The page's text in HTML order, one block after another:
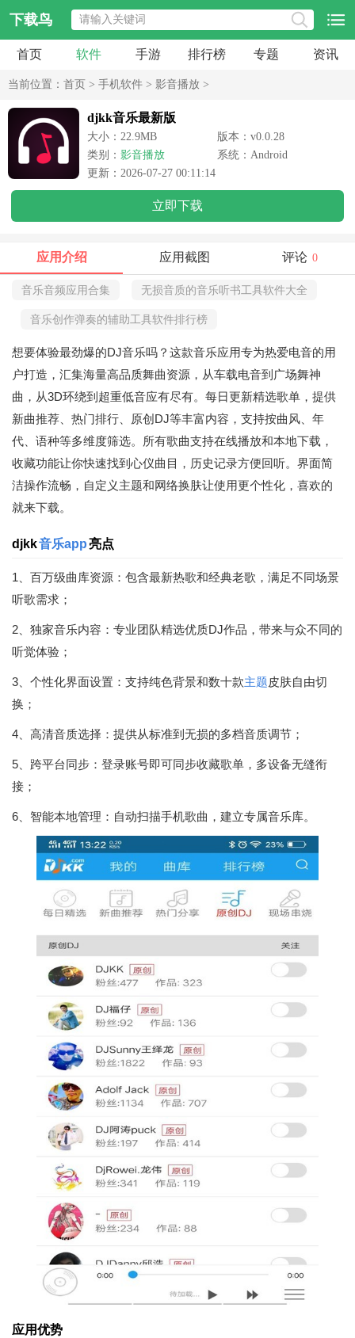
下载鸟
首页 软件 手游 排行榜 专题 资讯
当前位置： 首页 > 手机软件 > 影音播放 >
djkk音乐最新版
大小：22.9MB
版本：v0.0.28
类别： 影音播放
系统：Android
更新：2026-07-27 00:11:14
立即下载
应用介绍 应用截图 评论 0
音乐音频应用合集 无损音质的音乐听书工具软件大全
音乐创作弹奏的辅助工具软件排行榜
想要体验最劲爆的DJ音乐吗？这款音乐应用专为热爱电音的用
户打造，汇集海量高品质舞曲资源，从车载电音到广场舞神
曲，从3D环绕到超重低音应有尽有。每日更新精选歌单，提供
新曲推荐、热门排行、原创DJ等丰富内容，支持按曲风、年
代、语种等多维度筛选。所有歌曲支持在线播放和本地下载，
收藏功能让你快速找到心仪曲目，历史记录方便回听。界面简
洁操作流畅，自定义主题和网络换肤让使用更个性化，喜欢的
就来下载。
djkk音乐app亮点
1、百万级曲库资源：包含最新热歌和经典老歌，满足不同场景
听歌需求；
2、独家音乐内容：专业团队精选优质DJ作品，带来与众不同的
听觉体验；
3、个性化界面设置：支持纯色背景和数十款主题皮肤自由切
换；
4、高清音质选择：提供从标准到无损的多档音质调节；
5、跨平台同步：登录账号即可同步收藏歌单，多设备无缝衔
接；
6、智能本地管理：自动扫描手机歌曲，建立专属音乐库。
应用优势